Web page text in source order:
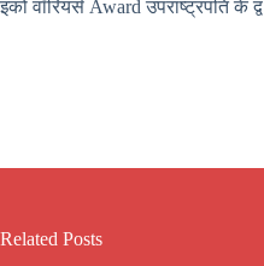
इको वॉरियर्स Award उपराष्ट्रपति के द्व
Related Posts